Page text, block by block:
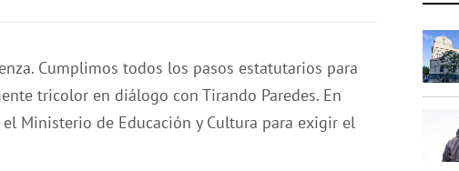
Cumplimos todos los pasos estatutarios para
tricolor en diálogo con Tirando Paredes. En
Ministerio de Educación y Cultura para exigir el